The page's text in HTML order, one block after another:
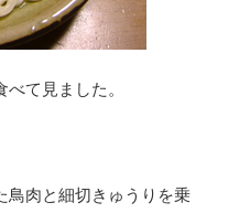
て見ました。
鳥肉と細切きゅうりを乗